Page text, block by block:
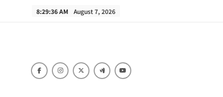
8:29:36 AM August 7, 2026